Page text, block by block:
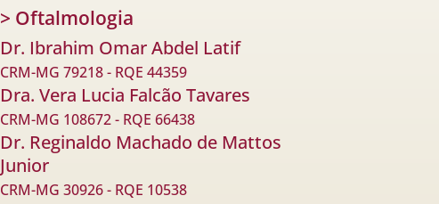
> Oftalmologia
Dr. Ibrahim Omar Abdel Latif
CRM-MG 79218 - RQE 44359
Dra. Vera Lucia Falcão Tavares
CRM-MG 108672 - RQE 66438
Dr. Reginaldo Machado de Mattos
Junior
CRM-MG 30926 - RQE 10538